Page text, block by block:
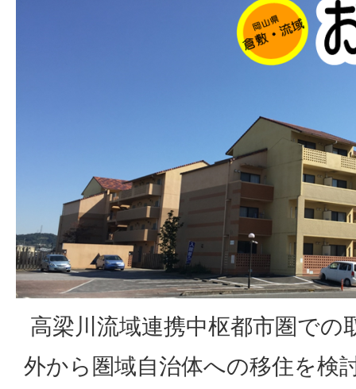
高梁川流域連携中枢都市圏での
外から圏域自治体への移住を検